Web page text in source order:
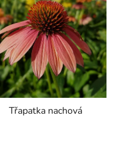
Třapatka nachová